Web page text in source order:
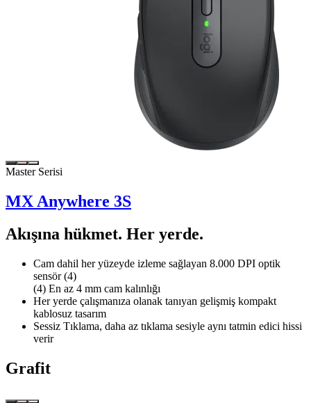
Master Serisi
MX Anywhere 3S
Akışına hükmet. Her yerde.
Cam dahil her yüzeyde izleme sağlayan 8.000 DPI optik
sensör (4)
(4) En az 4 mm cam kalınlığı
Her yerde çalışmanıza olanak tanıyan gelişmiş kompakt
kablosuz tasarım
Sessiz Tıklama, daha az tıklama sesiyle aynı tatmin edici hissi
verir
Grafit